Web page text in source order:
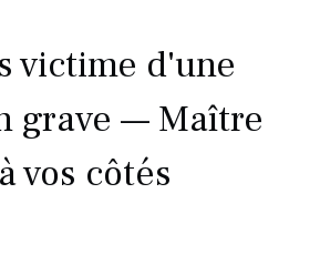
victime d'une
grave — Maître
vos côtés